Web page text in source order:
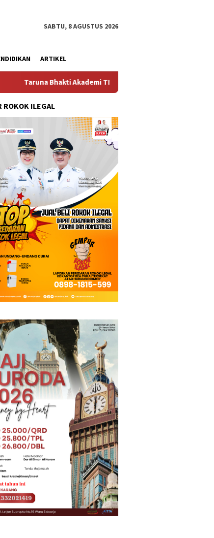
SABTU, 8 AGUSTUS 2026
ARTIKEL
Akademi TNI 2026 Tanamkan Karakter dan Semangat
ROKOK ILEGAL